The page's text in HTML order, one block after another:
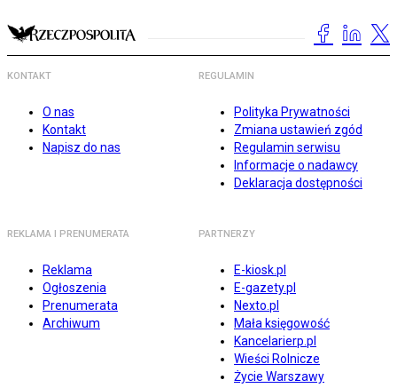
KONTAKT
O nas
Kontakt
Napisz do nas
REGULAMIN
Polityka Prywatności
Zmiana ustawień zgód
Regulamin serwisu
Informacje o nadawcy
Deklaracja dostępności
REKLAMA I PRENUMERATA
Reklama
Ogłoszenia
Prenumerata
Archiwum
PARTNERZY
E-kiosk.pl
E-gazety.pl
Nexto.pl
Mała księgowość
Kancelarierp.pl
Wieści Rolnicze
Życie Warszawy